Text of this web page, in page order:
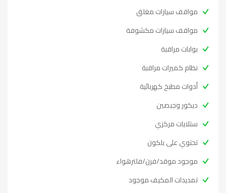
مواقف سيارات مغلق
مواقف سيارات مكشوفة
بوابات مراقبة
نظام كميرات مراقبة
أدوات مطبخ كهربائية
ديكور وجبصين
ستلايات مركزي
تحتوي على بلكون
موجود موقد/فرن/فلترهواء
تمديدات المكيف موجود